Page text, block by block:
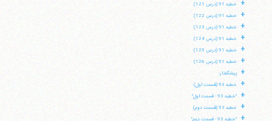
+ خطبه 91 (درس 121)
+ خطبه 91 (درس 122)
+ خطبه 91 (درس 123)
+ خطبه 91 (درس 124)
+ خطبه 91 (درس 125)
+ خطبه 91 (درس 126)
+ پیشگفتار:
+ خطبه 93 (قسمت اول)
+ "خطبه 93 - قسمت اول"
+ خطبه 93 (قسمت دوم)
+ "خطبه 93 - قسمت دوم"